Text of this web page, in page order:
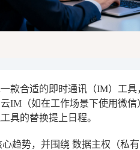
款合适的即时通讯（IM）工
IM（如在工作场景下使用微
具的替换提上日程。
趋势，并围绕 数据主权（私